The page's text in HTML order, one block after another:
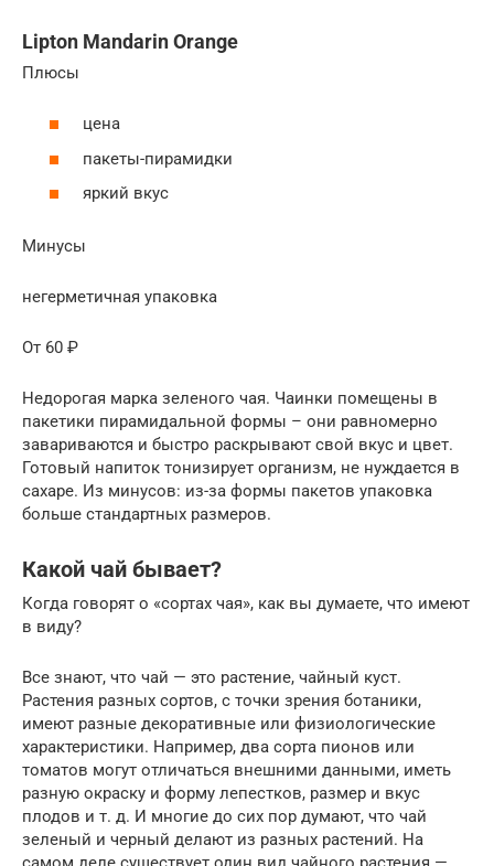
Lipton Mandarin Orange
Плюсы
цена
пакеты-пирамидки
яркий вкус
Минусы
негерметичная упаковка
От 60 ₽
Недорогая марка зеленого чая. Чаинки помещены в
пакетики пирамидальной формы – они равномерно
завариваются и быстро раскрывают свой вкус и цвет.
Готовый напиток тонизирует организм, не нуждается в
сахаре. Из минусов: из-за формы пакетов упаковка
больше стандартных размеров.
Какой чай бывает?
Когда говорят о «сортах чая», как вы думаете, что имеют
в виду?
Все знают, что чай — это растение, чайный куст.
Растения разных сортов, с точки зрения ботаники,
имеют разные декоративные или физиологические
характеристики. Например, два сорта пионов или
томатов могут отличаться внешними данными, иметь
разную окраску и форму лепестков, размер и вкус
плодов и т. д. И многие до сих пор думают, что чай
зеленый и черный делают из разных растений. На